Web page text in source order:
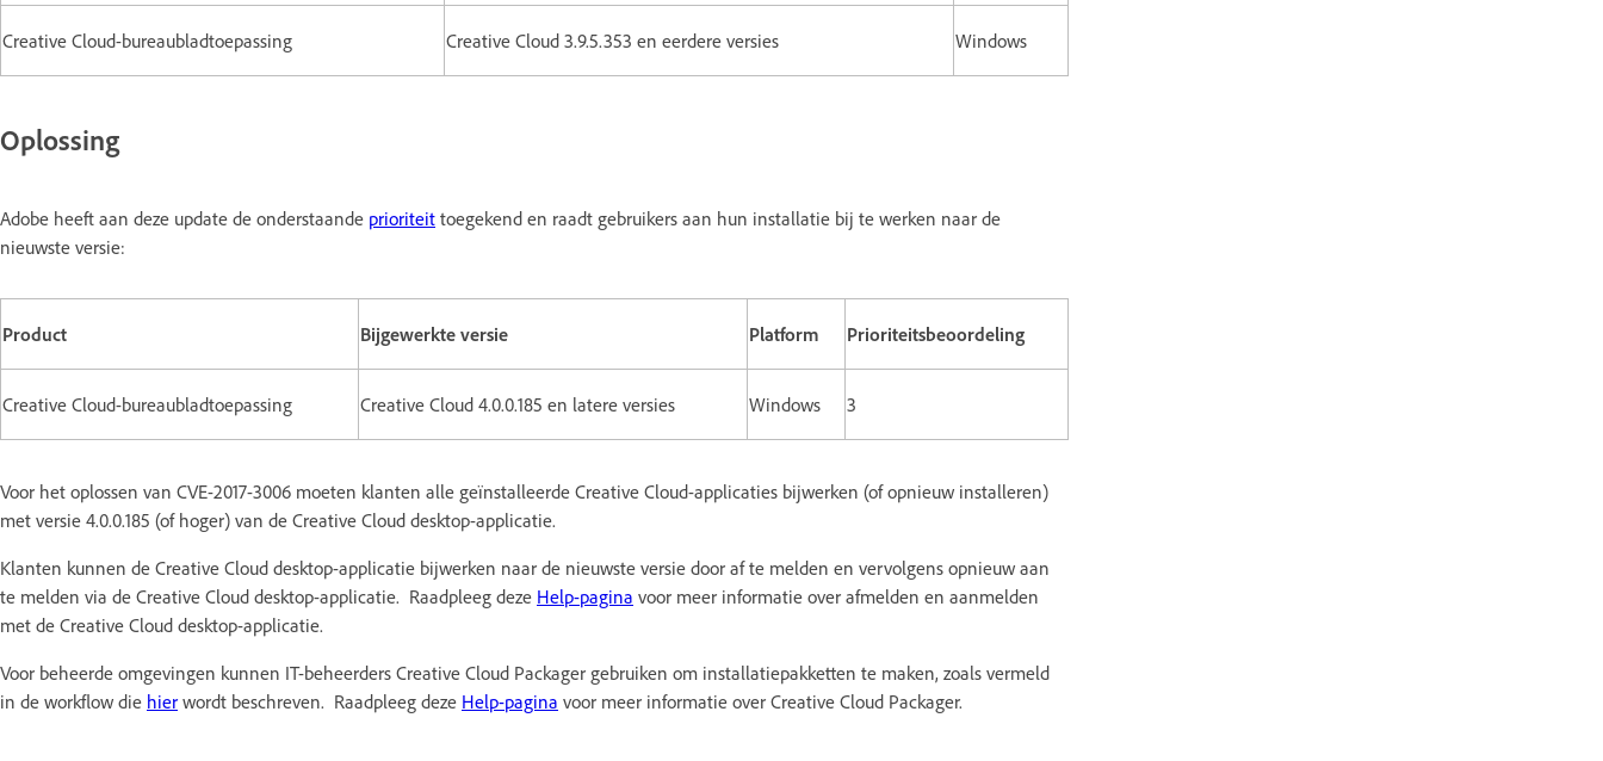
Creative Cloud-bureaubladtoepassing Creative Cloud 3.9.5.353 en eerdere versies Windows
Oplossing
Adobe heeft aan deze update de onderstaande prioriteit toegekend en raadt gebruikers aan hun installatie bij te werken naar de
nieuwste versie:
Product Bijgewerkte versie Platform Prioriteitsbeoordeling
Creative Cloud-bureaubladtoepassing Creative Cloud 4.0.0.185 en latere versies Windows 3
Voor het oplossen van CVE-2017-3006 moeten klanten alle geïnstalleerde Creative Cloud-applicaties bijwerken (of opnieuw installeren)
met versie 4.0.0.185 (of hoger) van de Creative Cloud desktop-applicatie.
Klanten kunnen de Creative Cloud desktop-applicatie bijwerken naar de nieuwste versie door af te melden en vervolgens opnieuw aan
te melden via de Creative Cloud desktop-applicatie. Raadpleeg deze Help-pagina voor meer informatie over afmelden en aanmelden
met de Creative Cloud desktop-applicatie.
Voor beheerde omgevingen kunnen IT-beheerders Creative Cloud Packager gebruiken om installatiepakketten te maken, zoals vermeld
in de workflow die hier wordt beschreven. Raadpleeg deze Help-pagina voor meer informatie over Creative Cloud Packager.